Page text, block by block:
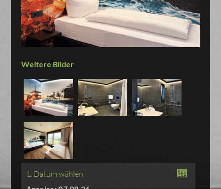
Weitere Bilder
1. Datum wählen